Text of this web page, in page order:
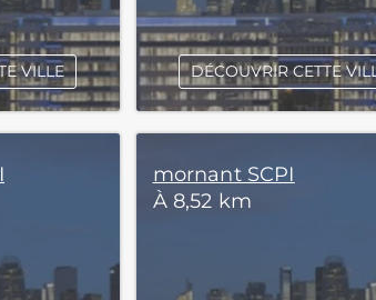
VILLE DÉCOUVRIR CETTE
mornant SCPI
À 8,52 km